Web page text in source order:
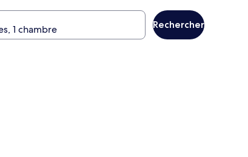
Rechercher